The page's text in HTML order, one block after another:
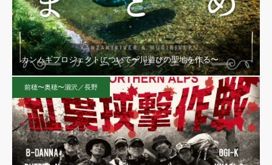
カンムギプロジェクトについて〜川遊びの聖地を作る〜
前穂〜奥穂〜涸沢／長野